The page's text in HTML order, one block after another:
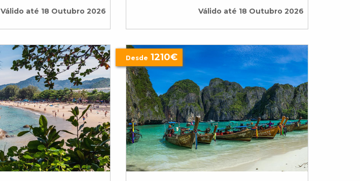
Válido até 18 Outubro 2026 Válido até 18 Outubro 2026
Desde 1210€